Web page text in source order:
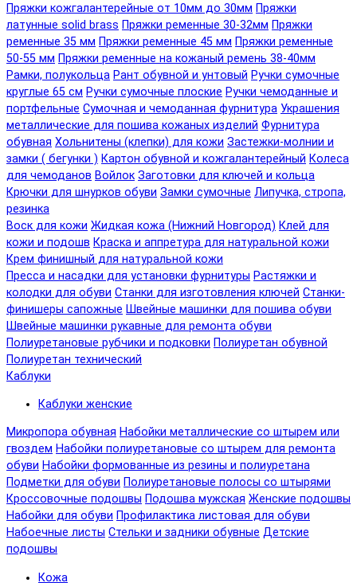
Пряжки кожгалантерейные от 10мм до 30мм Пряжки
латунные solid brass Пряжки ременные 30-32мм Пряжки
ременные 35 мм Пряжки ременные 45 мм Пряжки ременные
50-55 мм Пряжки ременные на кожаный ремень 38-40мм
Рамки, полукольца Рант обувной и унтовый Ручки сумочные
круглые 65 см Ручки сумочные плоские Ручки чемоданные и
портфельные Сумочная и чемоданная фурнитура Украшения
металлические для пошива кожаных изделий Фурнитура
обувная Хольнитены (клепки) для кожи Застежки-молнии и
замки ( бегунки ) Картон обувной и кожгалантерейный Колеса
для чемоданов Войлок Заготовки для ключей и кольца
Крючки для шнурков обуви Замки сумочные Липучка, стропа,
резинка
Воск для кожи Жидкая кожа (Нижний Новгород) Клей для
кожи и подошв Краска и аппретура для натуральной кожи
Крем финишный для натуральной кожи
Пресса и насадки для установки фурнитуры Растяжки и
колодки для обуви Станки для изготовления ключей Станки-
финишеры сапожные Швейные машинки для пошива обуви
Швейные машинки рукавные для ремонта обуви
Полиуретановые рубчики и подковки Полиуретан обувной
Полиуретан технический
Каблуки
Каблуки женские
Микропора обувная Набойки металлические со штырем или
гвоздем Набойки полиуретановые со штырем для ремонта
обуви Набойки формованные из резины и полиуретана
Подметки для обуви Полиуретановые полосы со штырями
Кроссовочные подошвы Подошва мужская Женские подошвы
Набойки для обуви Профилактика листовая для обуви
Набоечные листы Стельки и задники обувные Детские
подошвы
Кожа